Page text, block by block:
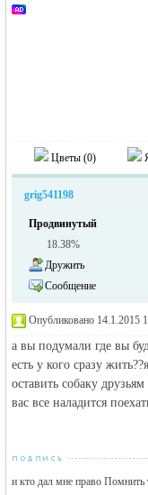
MEINLAND.
Цветы (0)
grig541198
Продвинутый
18.38%
Дружить
Сообщение
Опубликовано 14.1.2015
а вы подумали где вы
есть у кого сразу
оставить собаку
вас все наладится
и кто дал мне право Помнить